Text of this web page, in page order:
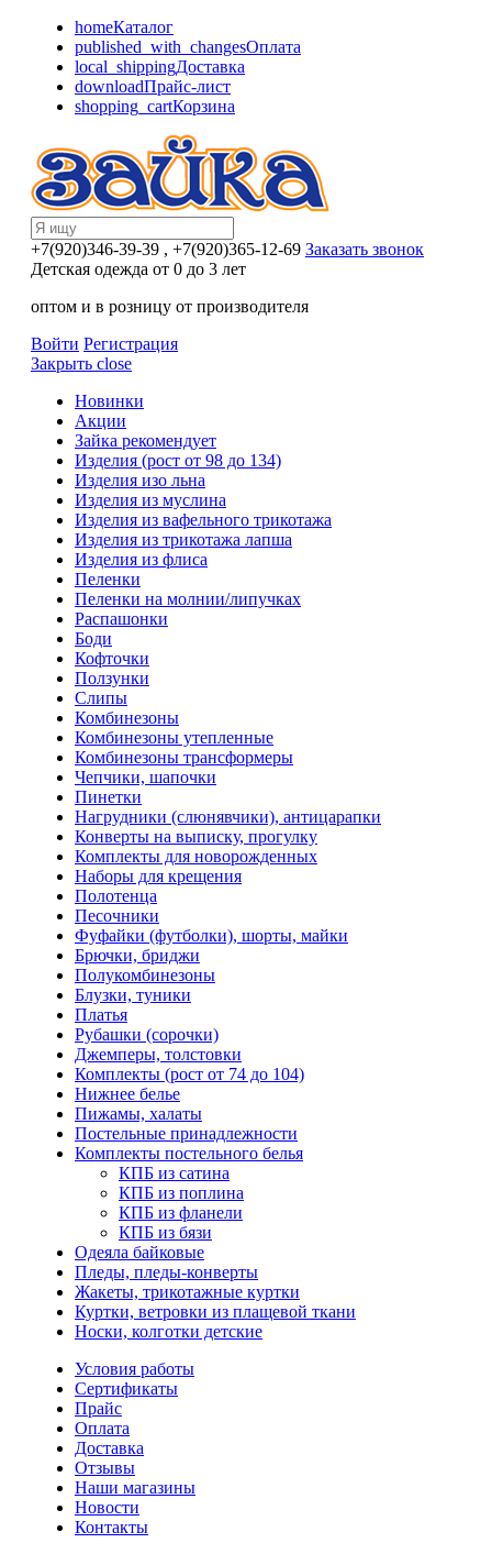
homeКаталог
published_with_changesОплата
local_shippingДоставка
downloadПрайс-лист
shopping_cartКорзина
+7(920)346-39-39 , +7(920)365-12-69 Заказать звонок
Детская одежда от 0 до 3 лет
оптом и в розницу от производителя
Войти Регистрация
Закрыть close
Новинки
Акции
Зайка рекомендует
Изделия (рост от 98 до 134)
Изделия изо льна
Изделия из муслина
Изделия из вафельного трикотажа
Изделия из трикотажа лапша
Изделия из флиса
Пеленки
Пеленки на молнии/липучках
Распашонки
Боди
Кофточки
Ползунки
Слипы
Комбинезоны
Комбинезоны утепленные
Комбинезоны трансформеры
Чепчики, шапочки
Пинетки
Нагрудники (слюнявчики), антицарапки
Конверты на выписку, прогулку
Комплекты для новорожденных
Наборы для крещения
Полотенца
Песочники
Фуфайки (футболки), шорты, майки
Брючки, бриджи
Полукомбинезоны
Блузки, туники
Платья
Рубашки (сорочки)
Джемперы, толстовки
Комплекты (рост от 74 до 104)
Нижнее белье
Пижамы, халаты
Постельные принадлежности
Комплекты постельного белья
КПБ из сатина
КПБ из поплина
КПБ из фланели
КПБ из бязи
Одеяла байковые
Пледы, пледы-конверты
Жакеты, трикотажные куртки
Куртки, ветровки из плащевой ткани
Носки, колготки детские
Условия работы
Сертификаты
Прайс
Оплата
Доставка
Отзывы
Наши магазины
Новости
Контакты